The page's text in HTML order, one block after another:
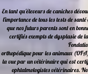
En tant qu'éleveurs de caniches
l'importance de tous les tests de
que nos futurs parents sont en
certifiés exempts de dysplasie de
orthopédique pour les animaux
la vue par un vétérinairequi est
ophtalmologistes vétérinaires.